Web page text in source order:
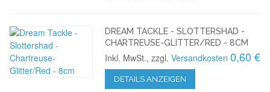
DREAM TACKLE - SLOTTERSHAD -
CHARTREUSE-GLITTER/RED - 8CM
Inkl. MwSt., zzgl.Versandkosten 0,60 €
DETAILS ANZEIGEN